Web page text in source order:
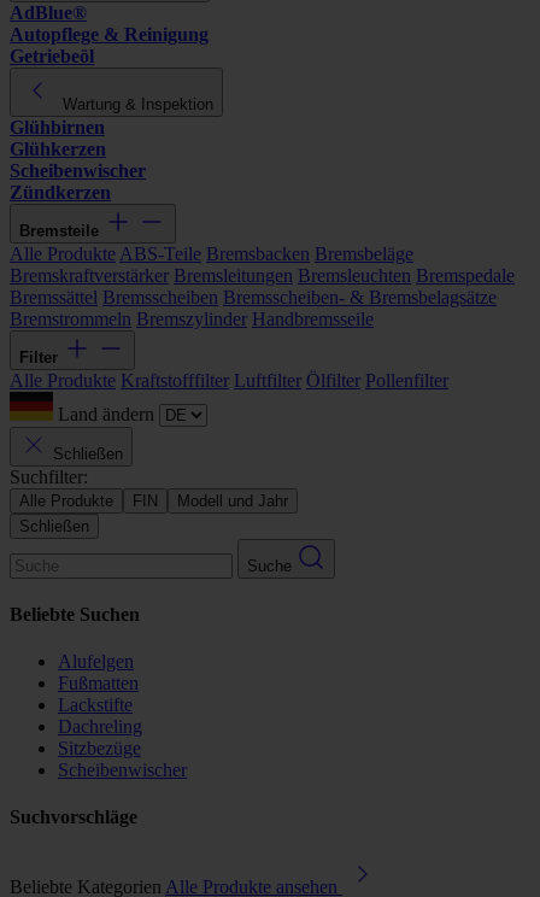
AdBlue®
Autopflege & Reinigung
Getriebeöl
Wartung & Inspektion
Glühbirnen
Glühkerzen
Scheibenwischer
Zündkerzen
Bremsteile
Alle Produkte ABS-Teile Bremsbacken Bremsbeläge
Bremskraftverstärker Bremsleitungen Bremsleuchten Bremspedale
Bremssättel Bremsscheiben Bremsscheiben- & Bremsbelagsätze
Bremstrommeln Bremszylinder Handbremsseile
Filter
Alle Produkte Kraftstofffilter Luftfilter Ölfilter Pollenfilter
Land ändern
Schließen
Suchfilter:
Alle Produkte FIN
Modell und Jahr
Schließen
Suche
Beliebte Suchen
Alufelgen
Fußmatten
Lackstifte
Dachreling
Sitzbezüge
Scheibenwischer
Suchvorschläge
Beliebte Kategorien Alle Produkte ansehen